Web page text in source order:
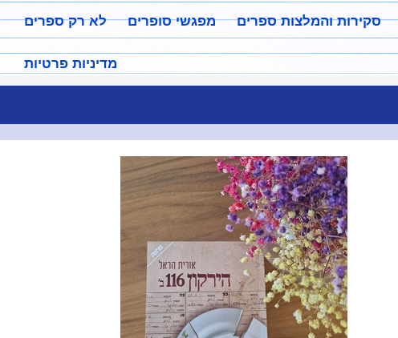
לא רק ספרים מפגשי סופרים סקירות והמלצות ספרים
מדיניות פרטיות